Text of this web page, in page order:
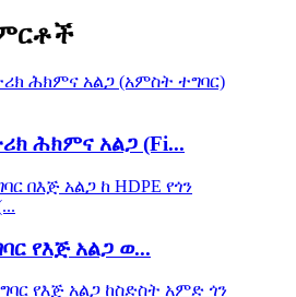
ሕክምና አልጋ (Fi...
የእጅ አልጋ ወ...